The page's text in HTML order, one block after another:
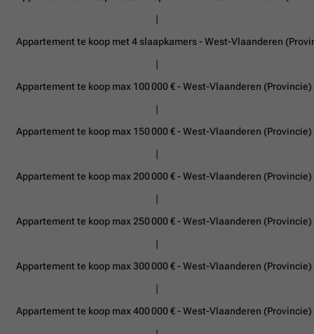
Appartement te koop met 4 slaapkamers - West-Vlaanderen
Appartement te koop max 100 000 € - West-Vlaanderen (Provincie)
Appartement te koop max 150 000 € - West-Vlaanderen (Provincie)
Appartement te koop max 200 000 € - West-Vlaanderen (Provincie)
Appartement te koop max 250 000 € - West-Vlaanderen (Provincie)
Appartement te koop max 300 000 € - West-Vlaanderen (Provincie)
Appartement te koop max 400 000 € - West-Vlaanderen (Provincie)